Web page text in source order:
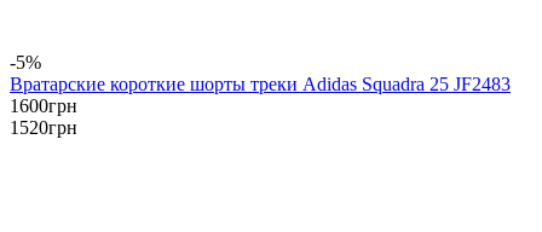
-5%
Вратарские короткие шорты треки Аdidas Squadra 25 JF2483
1600грн
1520грн